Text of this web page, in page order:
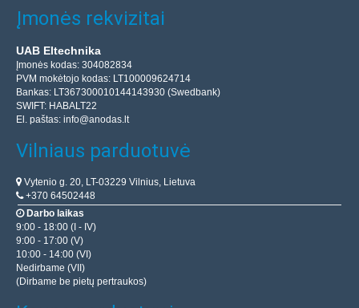
Įmonės rekvizitai
UAB Eltechnika
Įmonės kodas: 304082834
PVM mokėtojo kodas: LT100009624714
Bankas: LT367300010144143930 (Swedbank)
SWIFT: HABALT22
El. paštas: info@anodas.lt
Vilniaus parduotuvė
Vytenio g. 20, LT-03229 Vilnius, Lietuva
+370 64502448
Darbo laikas
9:00 - 18:00 (I - IV)
9:00 - 17:00 (V)
10:00 - 14:00 (VI)
Nedirbame (VII)
(Dirbame be pietų pertraukos)